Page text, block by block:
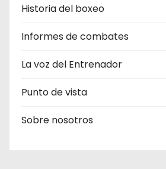
Historia del boxeo
Informes de combates
La voz del Entrenador
Punto de vista
Sobre nosotros